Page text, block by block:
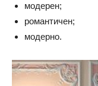
модерен;
романтичен;
модерно.